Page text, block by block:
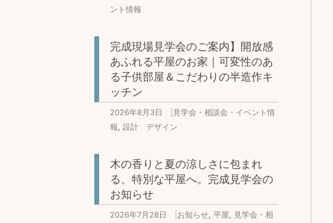
ント情報
完成現場見学会のご案内】開放感
あふれる平屋のお家｜可変性のあ
る子供部屋＆こだわりの半造作キ
ッチン
2026年8月3日
見学会・相談会・イベント情
報, 設計 デザイン
木の香りと夏の涼しさに包まれ
る、特別な平屋へ。完成見学会の
お知らせ
2026年7月28日 お知らせ, 平屋, 見学会・相